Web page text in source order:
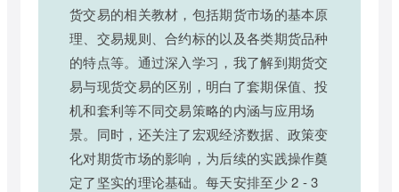
货交易的相关教材，包括期货市场的基本原
理、交易规则、合约标的以及各类期货品种
的特点等。通过深入学习，我了解到期货交
易与现货交易的区别，明白了套期保值、投
机和套利等不同交易策略的内涵与应用场
景。同时，还关注了宏观经济数据、政策变
化对期货市场的影响，为后续的实践操作奠
定了坚实的理论基础。每天安排至少 2 - 3